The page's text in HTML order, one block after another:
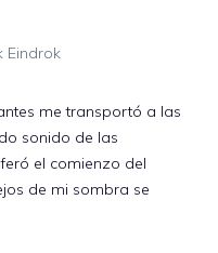
Eindrok
me transportó a las
sonido de las
el comienzo del
de mi sombra se